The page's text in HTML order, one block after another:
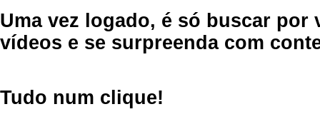
Uma vez logado, é só buscar por
vídeos e se surpreenda com
Tudo num clique!